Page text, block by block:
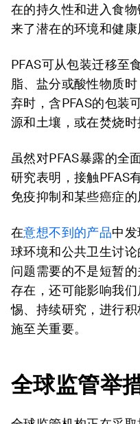
在的持久性和进入食
来了潜在的环境和健康
PFAS可从包装迁移至
脂、盐分或酸性物质
弃时，含PFAS的包装
源和土壤，或在焚烧时
虽然对PFAS暴露的全
研究表明，接触PFAS
免疫抑制和某些癌症的
在意想不到的产品中
球环境和公共卫生讨
问题需要的不是短暂
存在，还可能影响我
惕、持续研究，进行
施至关重要。
全球监管举